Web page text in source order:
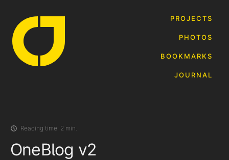
PROJECTS
PHOTOS
BOOKMARKS
JOURNAL
Reading time: 2 min.
OneBlog v2